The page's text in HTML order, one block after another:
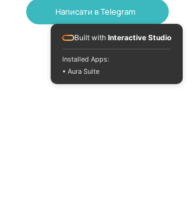
Написати в Telegram
Built with Interactive Studio
Installed Apps:
• Aura Suite